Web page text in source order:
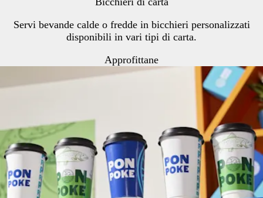
Servi bevande calde o fredde in bicchieri personalizzati
disponibili in vari tipi di carta.
Approfittane